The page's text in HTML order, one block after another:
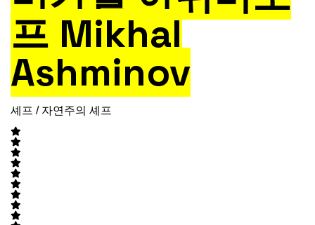
프 Mikhal
Ashminov
셰프 / 자연주의 셰프